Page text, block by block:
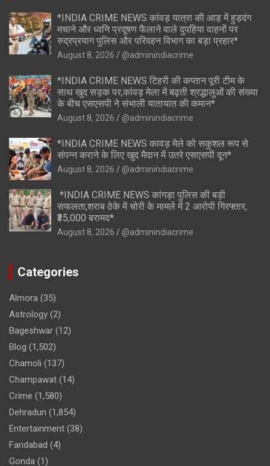
*INDIA CRIME NEWS कांवड़ यात्रा की आड़ में हुड़दंग
मचाने और ध्वनि प्रदूषण फैलाने वाले दुपहिया वाहनों पर
रुद्रप्रयाग पुलिस और परिवहन विभाग का बड़ा प्रहार*
August 8, 2026 @adminindiacrime
*INDIA CRIME NEWS टिहरी की कप्तान पूरी टीम के
साथ खुद सड़क पर,कांवड़ मेला में बढ़ती श्रद्धालुओं की संख्या
के बीच एसएसपी ने संभाली यातायात की कमान*
August 8, 2026 @adminindiacrime
*INDIA CRIME NEWS कावड़ मेले को सकुशल रूप से
संपन्न कराने के लिए खुद मैदान में उतरे एसएसपी दून*
August 8, 2026 @adminindiacrime
*INDIA CRIME NEWS कांगड़ा पुलिस की बड़ी
सफलता,शराब ठेके में चोरी के मामले में 2 आरोपी गिरफ्तार,
₹35,000 बरामद*
August 8, 2026 @adminindiacrime
Categories
Almora (35)
Astrology (2)
Bageshwar (12)
Blog (1,502)
Chamoli (137)
Champawat (14)
Crime (1,580)
Dehradun (1,854)
Entertainment (38)
Faridabad (4)
Gonda (1)